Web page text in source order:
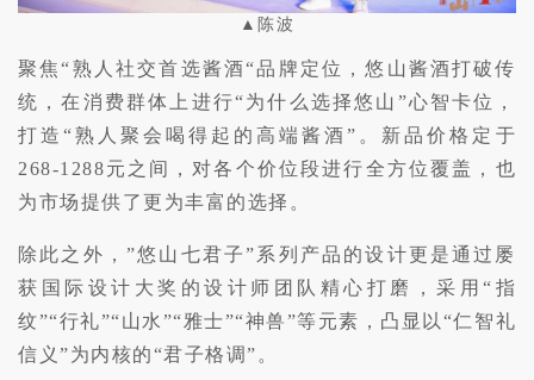
▲陈波
聚焦“熟人社交首选酱酒“品牌定位，悠山酱酒打破传
统，在消费群体上进行“为什么选择悠山”心智卡位，
打造“熟人聚会喝得起的高端酱酒”。新品价格定于
268-1288元之间，对各个价位段进行全方位覆盖，也
为市场提供了更为丰富的选择。
除此之外，”悠山七君子”系列产品的设计更是通过屡
获国际设计大奖的设计师团队精心打磨，采用“指
纹”“行礼”“山水”“雅士”“神兽”等元素，凸显以“仁智礼
信义”为内核的“君子格调”。